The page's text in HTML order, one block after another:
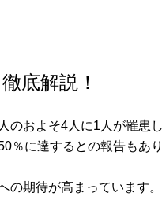
底解説！
のおよそ4人に1人が罹患
％に達するとの報告もあ
の期待が高まっています